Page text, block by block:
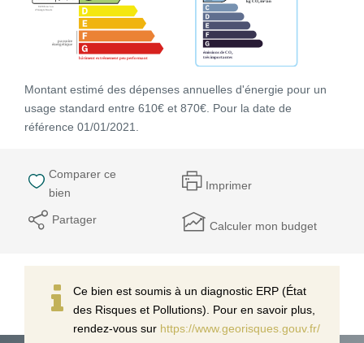
Montant estimé des dépenses annuelles d'énergie pour un
usage standard entre 610€ et 870€. Pour la date de
référence 01/01/2021.
Comparer ce
bien
Imprimer
Partager Calculer mon budget
Ce bien est soumis à un diagnostic ERP (État
des Risques et Pollutions). Pour en savoir plus,
rendez-vous sur https://www.georisques.gouv.fr/